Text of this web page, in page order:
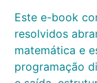
Este e-book
resolvidos
matemática e
programação